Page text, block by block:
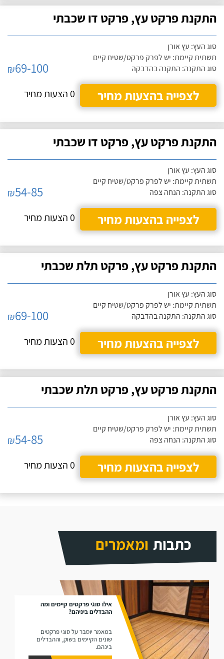
התקנת פרקט עץ, פרקט דו שכבתי
סוג העץ: עץ אורן
תשתית קיימת: יש לפרק פרקט/שטיח קיים
סוג התקנה: התקנה בהדבקה
₪69-100
לצפייה בהצעות מחיר
0 הצעות מחיר
התקנת פרקט עץ, פרקט דו שכבתי
סוג העץ: עץ אורן
תשתית קיימת: יש לפרק פרקט/שטיח קיים
סוג התקנה: הנחה צפה
₪54-85
לצפייה בהצעות מחיר
0 הצעות מחיר
התקנת פרקט עץ, פרקט תלת שכבתי
סוג העץ: עץ אורן
תשתית קיימת: יש לפרק פרקט/שטיח קיים
סוג התקנה: התקנה בהדבקה
₪69-100
לצפייה בהצעות מחיר
0 הצעות מחיר
התקנת פרקט עץ, פרקט תלת שכבתי
סוג העץ: עץ אורן
תשתית קיימת: יש לפרק פרקט/שטיח קיים
סוג התקנה: הנחה צפה
₪54-85
לצפייה בהצעות מחיר
0 הצעות מחיר
כתבות ומאמרים
אילו סוגי פרקטים קיימים ומה
ההבדלים ביניהם?
במאמר יוסבר על סוגי פרקטים
שונים הקיימים בשוק, וההבדלים
בינהם.